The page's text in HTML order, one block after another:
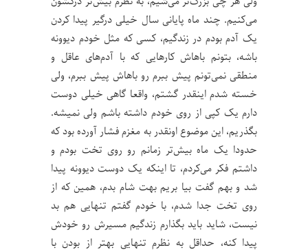
می‌کنیم. چند ماه پایانی سال خیلی درگیر پیدا کردن
یک آدم بودم در زندگیم، کسی که مثل خودم دیوونه
باشه، بتونم باهاش کارهایی که با آدم‌های عاقل و
منطقی نمی‌تونم پیش ببرم رو باهاش پیش ببرم، ولی
خسته شدم اینقدر گشتم، واقعا گاهی خیلی دوست
دارم یک کپی از روی خودم داشته باشم ولی نمیشه.
بگذریم، این موضوع اونقدر به مغزم فشار آورده بود که
حدودا یک ماه بیش‌تر زمانم رو روی تخت بودم و
داشتم فکر می‌کردم، تا اینکه یک دوست دیوونه پیدا
شد و بهم گفت بیا بریم بهت شام بدم، همین که از
روی تخت جدا شدم، با خودم گفتم تنهایی هم بد
نیست، شاید باید بگذارم زندگیم مسیرش رو خودش
پیدا کنه، حداقل به نظرم تنهایی بهتر از بودن با